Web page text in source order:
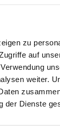
zu
auf
weiter.
der Dienste
2 999**
ausdrücklich
keine
erhalten Sie
uns.